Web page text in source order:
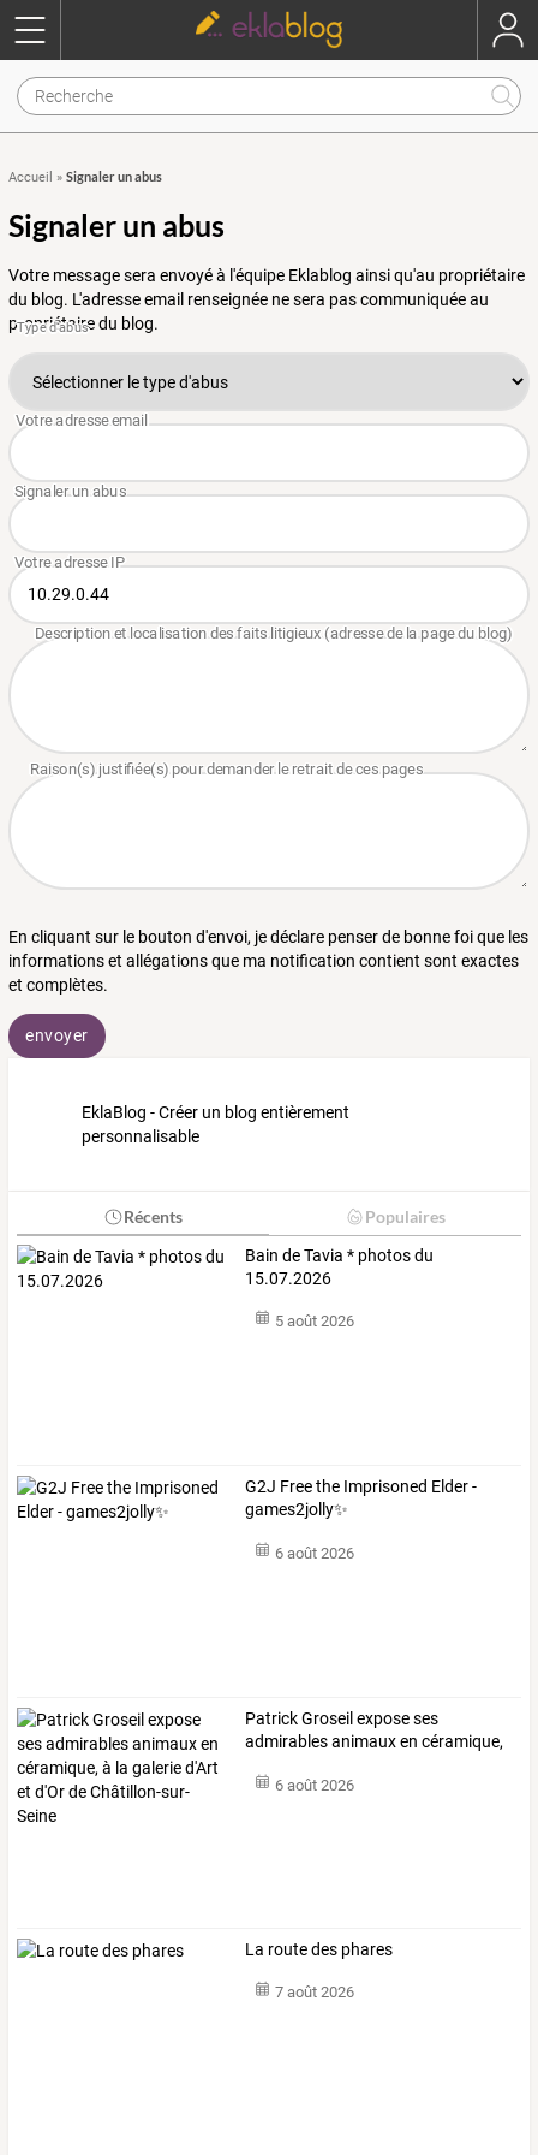
Accueil » Signaler un abus
Signaler un abus
Votre message sera envoyé à l'équipe Eklablog ainsi qu'au propriétaire
du blog. L'adresse email renseignée ne sera pas communiquée au
propriétaire du blog.
En cliquant sur le bouton d'envoi, je déclare penser de bonne foi que les
informations et allégations que ma notification contient sont exactes
et complètes.
envoyer
EklaBlog - Créer un blog entièrement
personnalisable
Récents Populaires
Bain de Tavia * photos du
15.07.2026
5 août 2026
G2J Free the Imprisoned Elder -
games2jolly✨
6 août 2026
PatrickGroseil exposeses
admirablesanimauxen céramique,
6 août 2026
La route des phares
7 août 2026